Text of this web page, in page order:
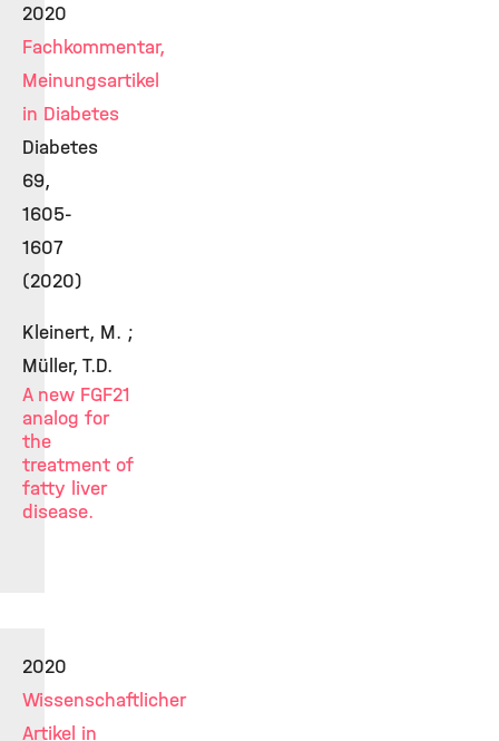
2020
Fachkommentar,
Meinungsartikel
in Diabetes
Diabetes
69,
1605-
1607
(2020)
Kleinert, M. ;
Müller, T.D.
A new FGF21
analog for
the
treatment of
fatty liver
disease.
2020
Wissenschaftlicher
Artikel in